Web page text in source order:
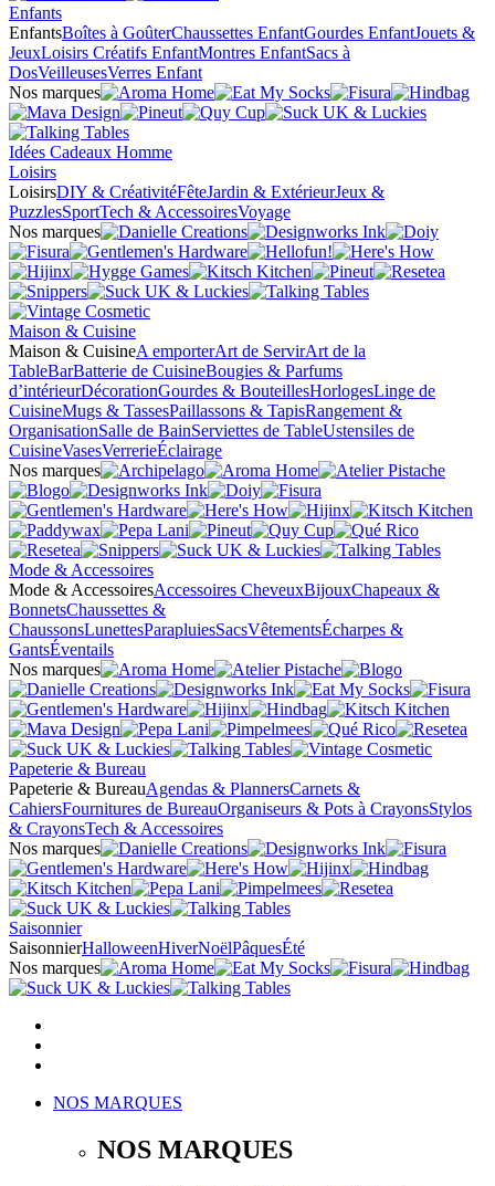
Enfants
EnfantsBoîtes à GoûterChaussettes EnfantGourdes EnfantJouets &
JeuxLoisirs Créatifs EnfantMontres EnfantSacs à
DosVeilleusesVerres Enfant
Nos marques
Idées Cadeaux Homme
Loisirs
LoisirsDIY & CréativitéFêteJardin & ExtérieurJeux &
PuzzlesSportTech & AccessoiresVoyage
Nos marques
Maison & Cuisine
Maison & CuisineA emporterArt de ServirArt de la
TableBarBatterie de CuisineBougies & Parfums
d’intérieurDécorationGourdes & BouteillesHorlogesLinge de
CuisineMugs & TassesPaillassons & TapisRangement &
OrganisationSalle de BainServiettes de TableUstensiles de
CuisineVasesVerrerieÉclairage
Nos marques
Mode & Accessoires
Mode & AccessoiresAccessoires CheveuxBijouxChapeaux &
BonnetsChaussettes &
ChaussonsLunettesParapluiesSacsVêtementsÉcharpes &
GantsÉventails
Nos marques
Papeterie & Bureau
Papeterie & BureauAgendas & PlannersCarnets &
CahiersFournitures de BureauOrganiseurs & Pots à CrayonsStylos
& CrayonsTech & Accessoires
Nos marques
Saisonnier
SaisonnierHalloweenHiverNoëlPâquesÉté
Nos marques
NOS MARQUES
NOS MARQUES